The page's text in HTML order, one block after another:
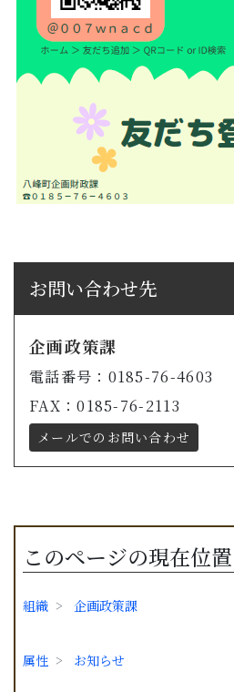
お問い合わせ先
企画政策課
電話番号：0185-76-4603
FAX：0185-76-2113
メールでのお問い合わせ
このページの現在位置
組織 企画政策課
属性 お知らせ